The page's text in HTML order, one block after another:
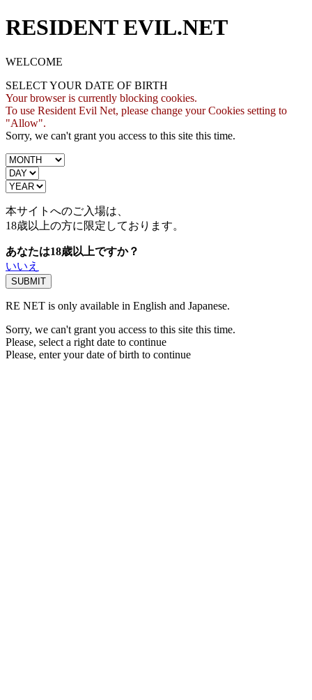
RESIDENT EVIL.NET
WELCOME
SELECT YOUR DATE OF BIRTH
Your browser is currently blocking cookies.
To use Resident Evil Net, please change your Cookies setting to
"Allow".
Sorry, we can't grant you access to this site this time.
本サイトへのご入場は、
18歳以上の方に限定しております。
あなたは18歳以上ですか？
いいえ
RE NET is only available in English and Japanese.
Sorry, we can't grant you access to this site this time.
Please, select a right date to continue
Please, enter your date of birth to continue